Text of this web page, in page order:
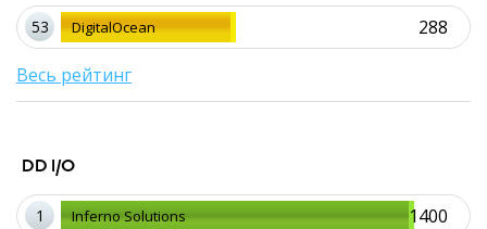
53 288
DigitalOcean
Весь рейтинг
DD I/O
1 1400
Inferno Solutions